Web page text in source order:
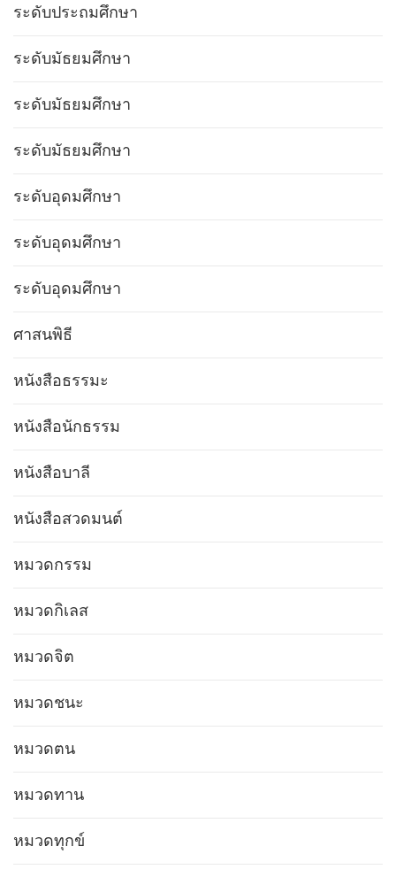
ระดับประถมศึกษา
ระดับมัธยมศึกษา
ระดับมัธยมศึกษา
ระดับมัธยมศึกษา
ระดับอุดมศึกษา
ระดับอุดมศึกษา
ระดับอุดมศึกษา
ศาสนพิธี
หนังสือธรรมะ
หนังสือนักธรรม
หนังสือบาลี
หนังสือสวดมนต์
หมวดกรรม
หมวดกิเลส
หมวดจิต
หมวดชนะ
หมวดตน
หมวดทาน
หมวดทุกข์